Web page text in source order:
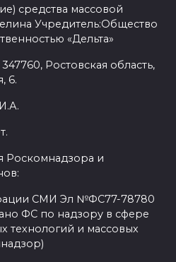
средства массовой
Учредитель:Общество
«Дельта»
Ростовская область,
6.
Роскомнадзора и
СМИ Эл №ФС77-78780
ФС по надзору в сфере
технологий и массовых